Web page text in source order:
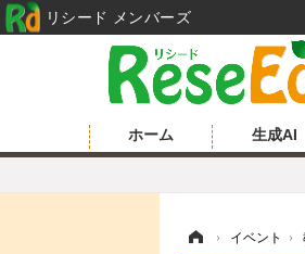
ホーム 生成AI
› イベント ›
リシード メンバーズ